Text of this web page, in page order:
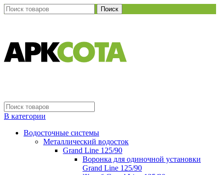
Поиск
В категории
Водосточные системы
Металлический водосток
Grand Line 125/90
Воронка для одиночной установки
Grand Line 125/90